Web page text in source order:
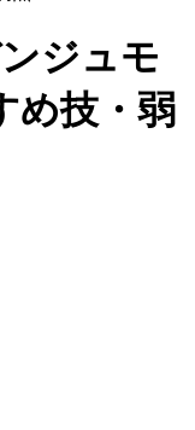
ジュモ
め技・弱